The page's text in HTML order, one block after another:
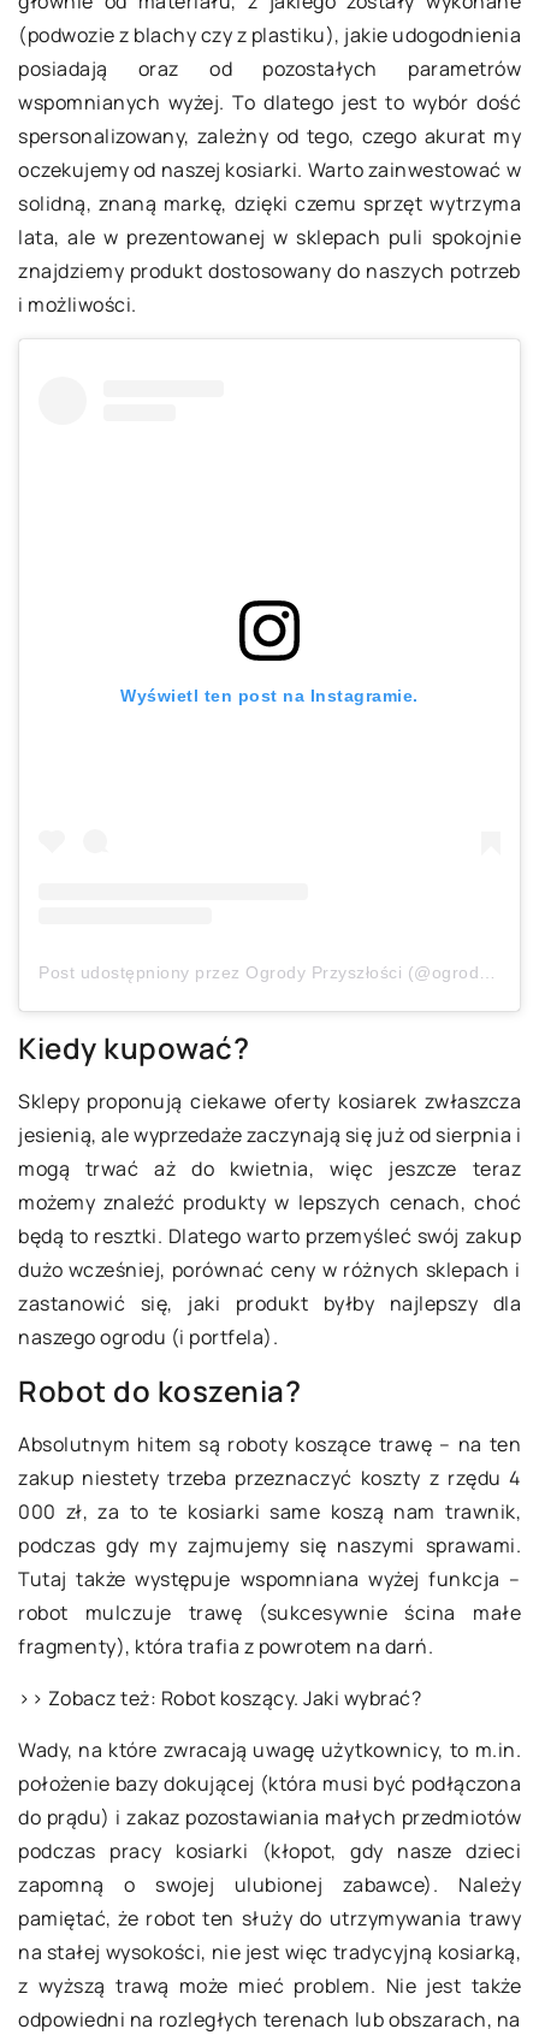
(podwozie z blachy czy z plastiku), jakie udogodnienia
posiadają oraz od pozostałych parametrów
wspomnianych wyżej. To dlatego jest to wybór dość
spersonalizowany, zależny od tego, czego akurat my
oczekujemy od naszej kosiarki. Warto zainwestować w
solidną, znaną markę, dzięki czemu sprzęt wytrzyma
lata, ale w prezentowanej w sklepach puli spokojnie
znajdziemy produkt dostosowany do naszych potrzeb
i możliwości.
Wyświetl ten post na Instagramie.
Kiedy kupować?
Sklepy proponują ciekawe oferty kosiarek zwłaszcza
jesienią, ale wyprzedaże zaczynają się już od sierpnia i
mogą trwać aż do kwietnia, więc jeszcze teraz
możemy znaleźć produkty w lepszych cenach, choć
będą to resztki. Dlatego warto przemyśleć swój zakup
dużo wcześniej, porównać ceny w różnych sklepach i
zastanowić się, jaki produkt byłby najlepszy dla
naszego ogrodu (i portfela).
Robot do koszenia?
Absolutnym hitem są roboty koszące trawę – na ten
zakup niestety trzeba przeznaczyć koszty z rzędu 4
000 zł, za to te kosiarki same koszą nam trawnik,
podczas gdy my zajmujemy się naszymi sprawami.
Tutaj także występuje wspomniana wyżej funkcja –
robot mulczuje trawę (sukcesywnie ścina małe
fragmenty), która trafia z powrotem na darń.
>> Zobacz też: Robot koszący. Jaki wybrać?
Wady, na które zwracają uwagę użytkownicy, to m.in.
położenie bazy dokującej (która musi być podłączona
do prądu) i zakaz pozostawiania małych przedmiotów
podczas pracy kosiarki (kłopot, gdy nasze dzieci
zapomną o swojej ulubionej zabawce). Należy
pamiętać, że robot ten służy do utrzymywania trawy
na stałej wysokości, nie jest więc tradycyjną kosiarką,
z wyższą trawą może mieć problem. Nie jest także
odpowiedni na rozległych terenach lub obszarach, na